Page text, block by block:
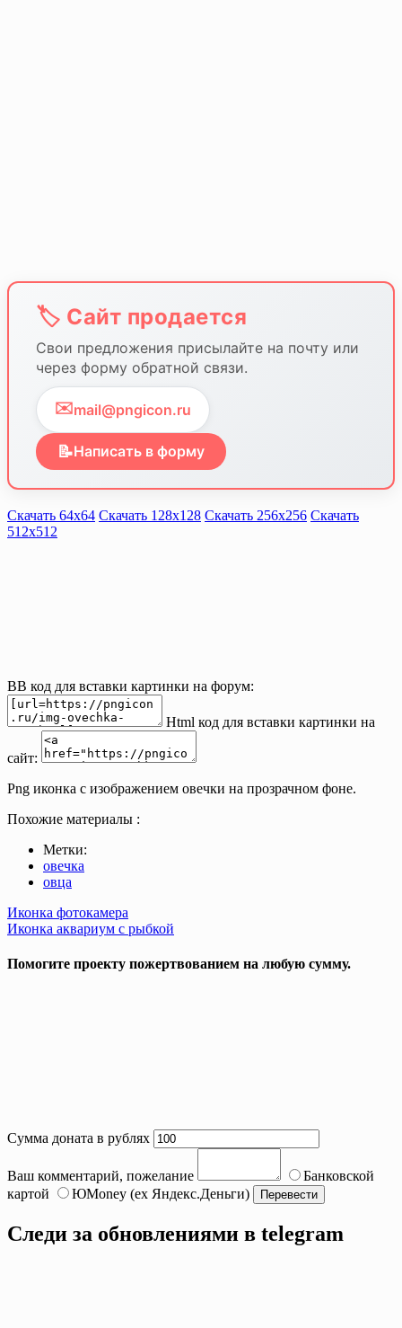
🏷️ Сайт продается
Свои предложения присылайте на почту или
через форму обратной связи.
✉️mail@pngicon.ru
📝Написать в форму
Скачать 64х64 Скачать 128х128 Скачать 256х256 Скачать
512х512
BB код для вставки картинки на форум:
Html код для вставки картинки на
сайт:
Png иконка с изображением овечки на прозрачном фоне.
Похожие материалы :
Метки:
овечка
овца
Post
navigation
Иконка фотокамера
Иконка аквариум с рыбкой
Помогите проекту пожертвованием на любую сумму.
Сумма доната в рублях
Ваш комментарий, пожелание
Банковской
картой
ЮMoney (ex Яндекс.Деньги)
Следи за обновлениями в telegram